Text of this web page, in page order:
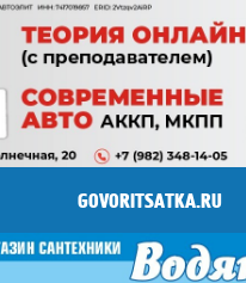
GOVORITSATKA.RU